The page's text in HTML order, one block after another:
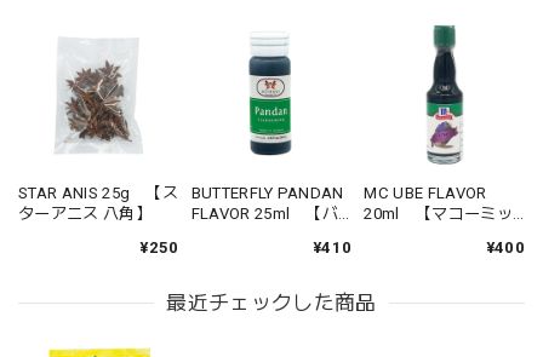
STAR ANIS 25g 【ス
ターアニス 八角】
¥250
BUTTERFLY PANDAN
FLAVOR 25ml 【バ
¥410
MC UBE FLAVOR
20ml 【マコーミッ
¥400
最近チェックした商品